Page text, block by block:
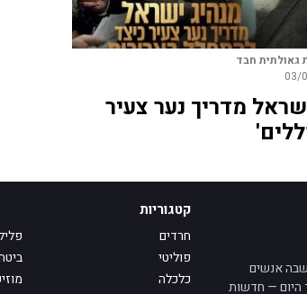
גאולתית חבד
03/
מדריך נער צעיר
אנשים
היום — חדשות
קטגוריות
חרדים
פוליטי
כלכלה